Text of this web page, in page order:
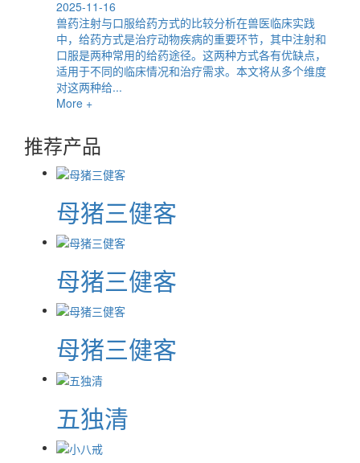
2025-11-16
兽药注射与口服给药方式的比较分析在兽医临床实践
中，给药方式是治疗动物疾病的重要环节，其中注射和
口服是两种常用的给药途径。这两种方式各有优缺点，
适用于不同的临床情况和治疗需求。本文将从多个维度
对这两种给...
More +
推荐产品
母猪三健客
母猪三健客
母猪三健客
五独清